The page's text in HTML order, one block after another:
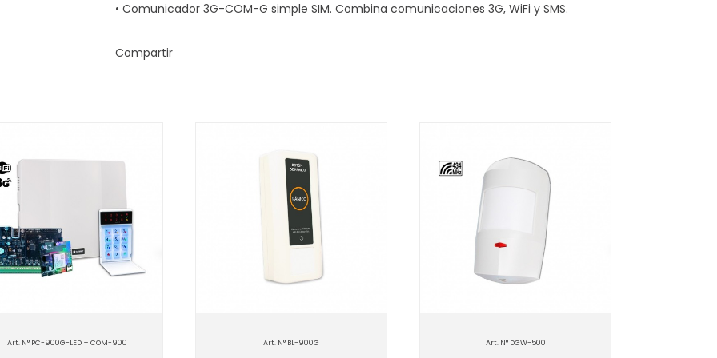
• Comunicador 3G-COM-G simple SIM. Combina comunicaciones 3G, WiFi y SMS.
Compartir
Art. N° PC-900G-LED + COM-900 Art. N° BL-900G Art. N° DGW-500